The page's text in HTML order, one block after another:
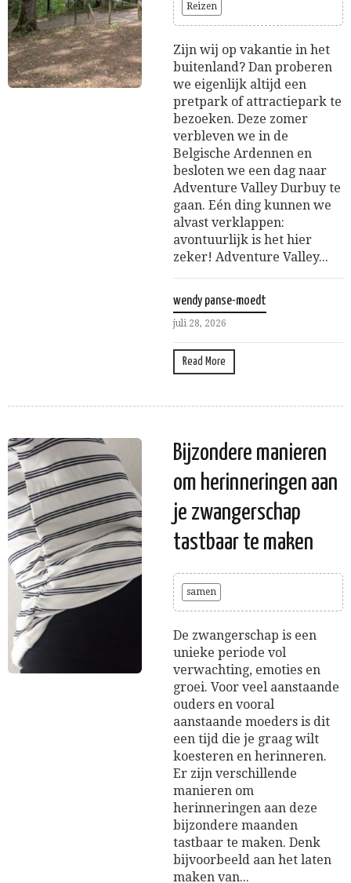
Reizen
Zijn wij op vakantie in het
buitenland? Dan proberen
we eigenlijk altijd een
pretpark of attractiepark te
bezoeken. Deze zomer
verbleven we in de
Belgische Ardennen en
besloten we een dag naar
Adventure Valley Durbuy te
gaan. Eén ding kunnen we
alvast verklappen:
avontuurlijk is het hier
zeker! Adventure Valley...
wendy panse-moedt
juli 28, 2026
Read More
Bijzondere manieren
om herinneringen aan
je zwangerschap
tastbaar te maken
samen
De zwangerschap is een
unieke periode vol
verwachting, emoties en
groei. Voor veel aanstaande
ouders en vooral
aanstaande moeders is dit
een tijd die je graag wilt
koesteren en herinneren.
Er zijn verschillende
manieren om
herinneringen aan deze
bijzondere maanden
tastbaar te maken. Denk
bijvoorbeeld aan het laten
maken van...